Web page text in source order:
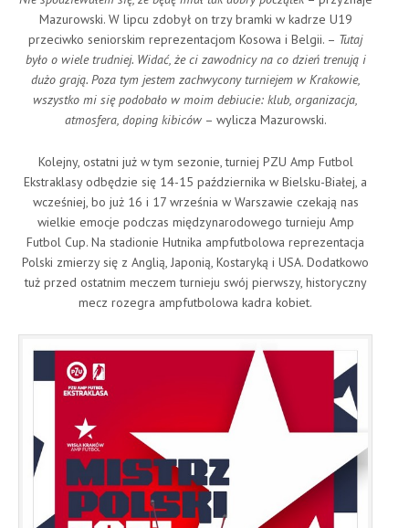
Mazurowski. W lipcu zdobył on trzy bramki w kadrze U19
przeciwko seniorskim reprezentacjom Kosowa i Belgii. – Tutaj
było o wiele trudniej. Widać, że ci zawodnicy na co dzień trenują i
dużo grają. Poza tym jestem zachwycony turniejem w Krakowie,
wszystko mi się podobało w moim debiucie: klub, organizacja,
atmosfera, doping kibiców– wylicza Mazurowski.
Kolejny, ostatni już w tym sezonie, turniej PZU Amp Futbol
Ekstraklasy odbędzie się 14-15 października w Bielsku-Białej, a
wcześniej, bo już 16 i 17 września w Warszawie czekają nas
wielkie emocje podczas międzynarodowego turnieju Amp
Futbol Cup. Na stadionie Hutnika ampfutbolowa reprezentacja
Polski zmierzy się z Anglią, Japonią, Kostaryką i USA. Dodatkowo
tuż przed ostatnim meczem turnieju swój pierwszy, historyczny
mecz rozegra ampfutbolowa kadra kobiet.